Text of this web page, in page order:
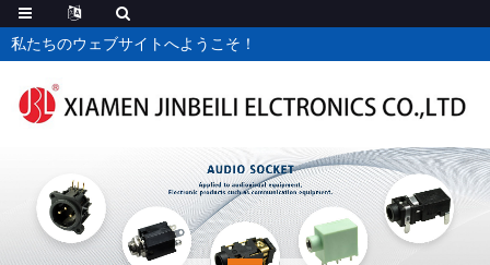
私たちのウェブサイトへようこそ！